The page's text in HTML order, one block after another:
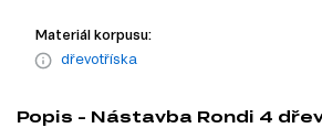
Materiál korpusu:
dřevotříska
Popis - Nástavba Rondi 4